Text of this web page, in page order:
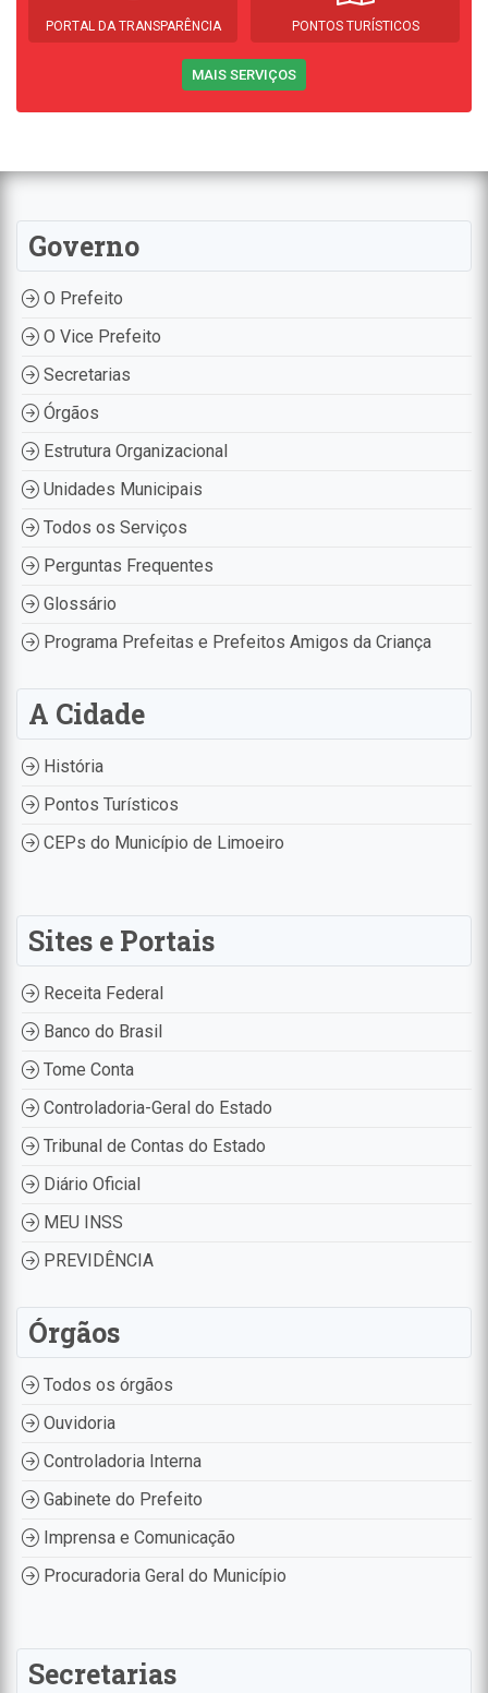
PORTAL DA TRANSPARÊNCIA PONTOS TURÍSTICOS
MAIS SERVIÇOS
Governo
O Prefeito
O Vice Prefeito
Secretarias
Órgãos
Estrutura Organizacional
Unidades Municipais
Todos os Serviços
Perguntas Frequentes
Glossário
Programa Prefeitas e Prefeitos Amigos da Criança
A Cidade
História
Pontos Turísticos
CEPs do Município de Limoeiro
Sites e Portais
Receita Federal
Banco do Brasil
Tome Conta
Controladoria-Geral do Estado
Tribunal de Contas do Estado
Diário Oficial
MEU INSS
PREVIDÊNCIA
Órgãos
Todos os órgãos
Ouvidoria
Controladoria Interna
Gabinete do Prefeito
Imprensa e Comunicação
Procuradoria Geral do Município
Secretarias